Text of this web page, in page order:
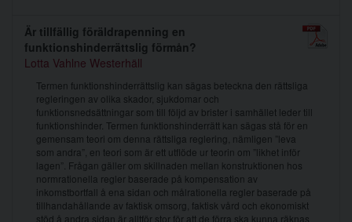
Är tillfällig föräldrapenning en
funktionshinderrättslig förmån?
Lotta Vahlne Westerhäll
Termen funktionshinderrättslig kan sägas beteckna den rättsliga
regleringen av olika skador, sjukdomar och
funktionsnedsättningar som till följd av brister i samhället leder till
funktionshinder. Termen funktionshinderrätt kan sägas stå för en
gemensam teori om denna rättsliga reglering, nämligen ”leva
som andra”, en teori som är ett utflöde ur teorin om ”likhet inför
lagen”. Frågan gäller om skillnaden mellan konstruktionen hos
normrationella regler baserade på kompensation av
inkomstbortfall å ena sidan och målrationella regler baserade på
tillhandahållande av faktisk omsorg, faktisk vård och ekonomiskt
stöd å andra sidan är alltför stor för att de förra ska kunna räknas